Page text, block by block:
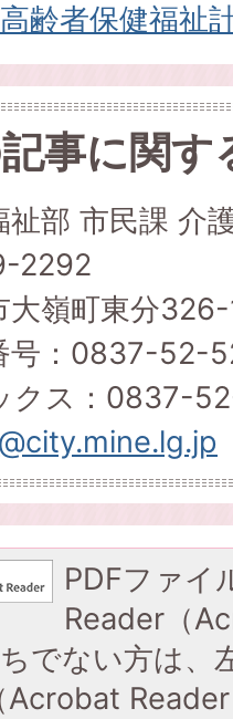
齢者保健福祉
事に関
祉部 市民課 介
2292
大嶺町東分326-
号：0837-52-
クス：0837-
PDFファイ
Reader（
でない方は、
Acrobat